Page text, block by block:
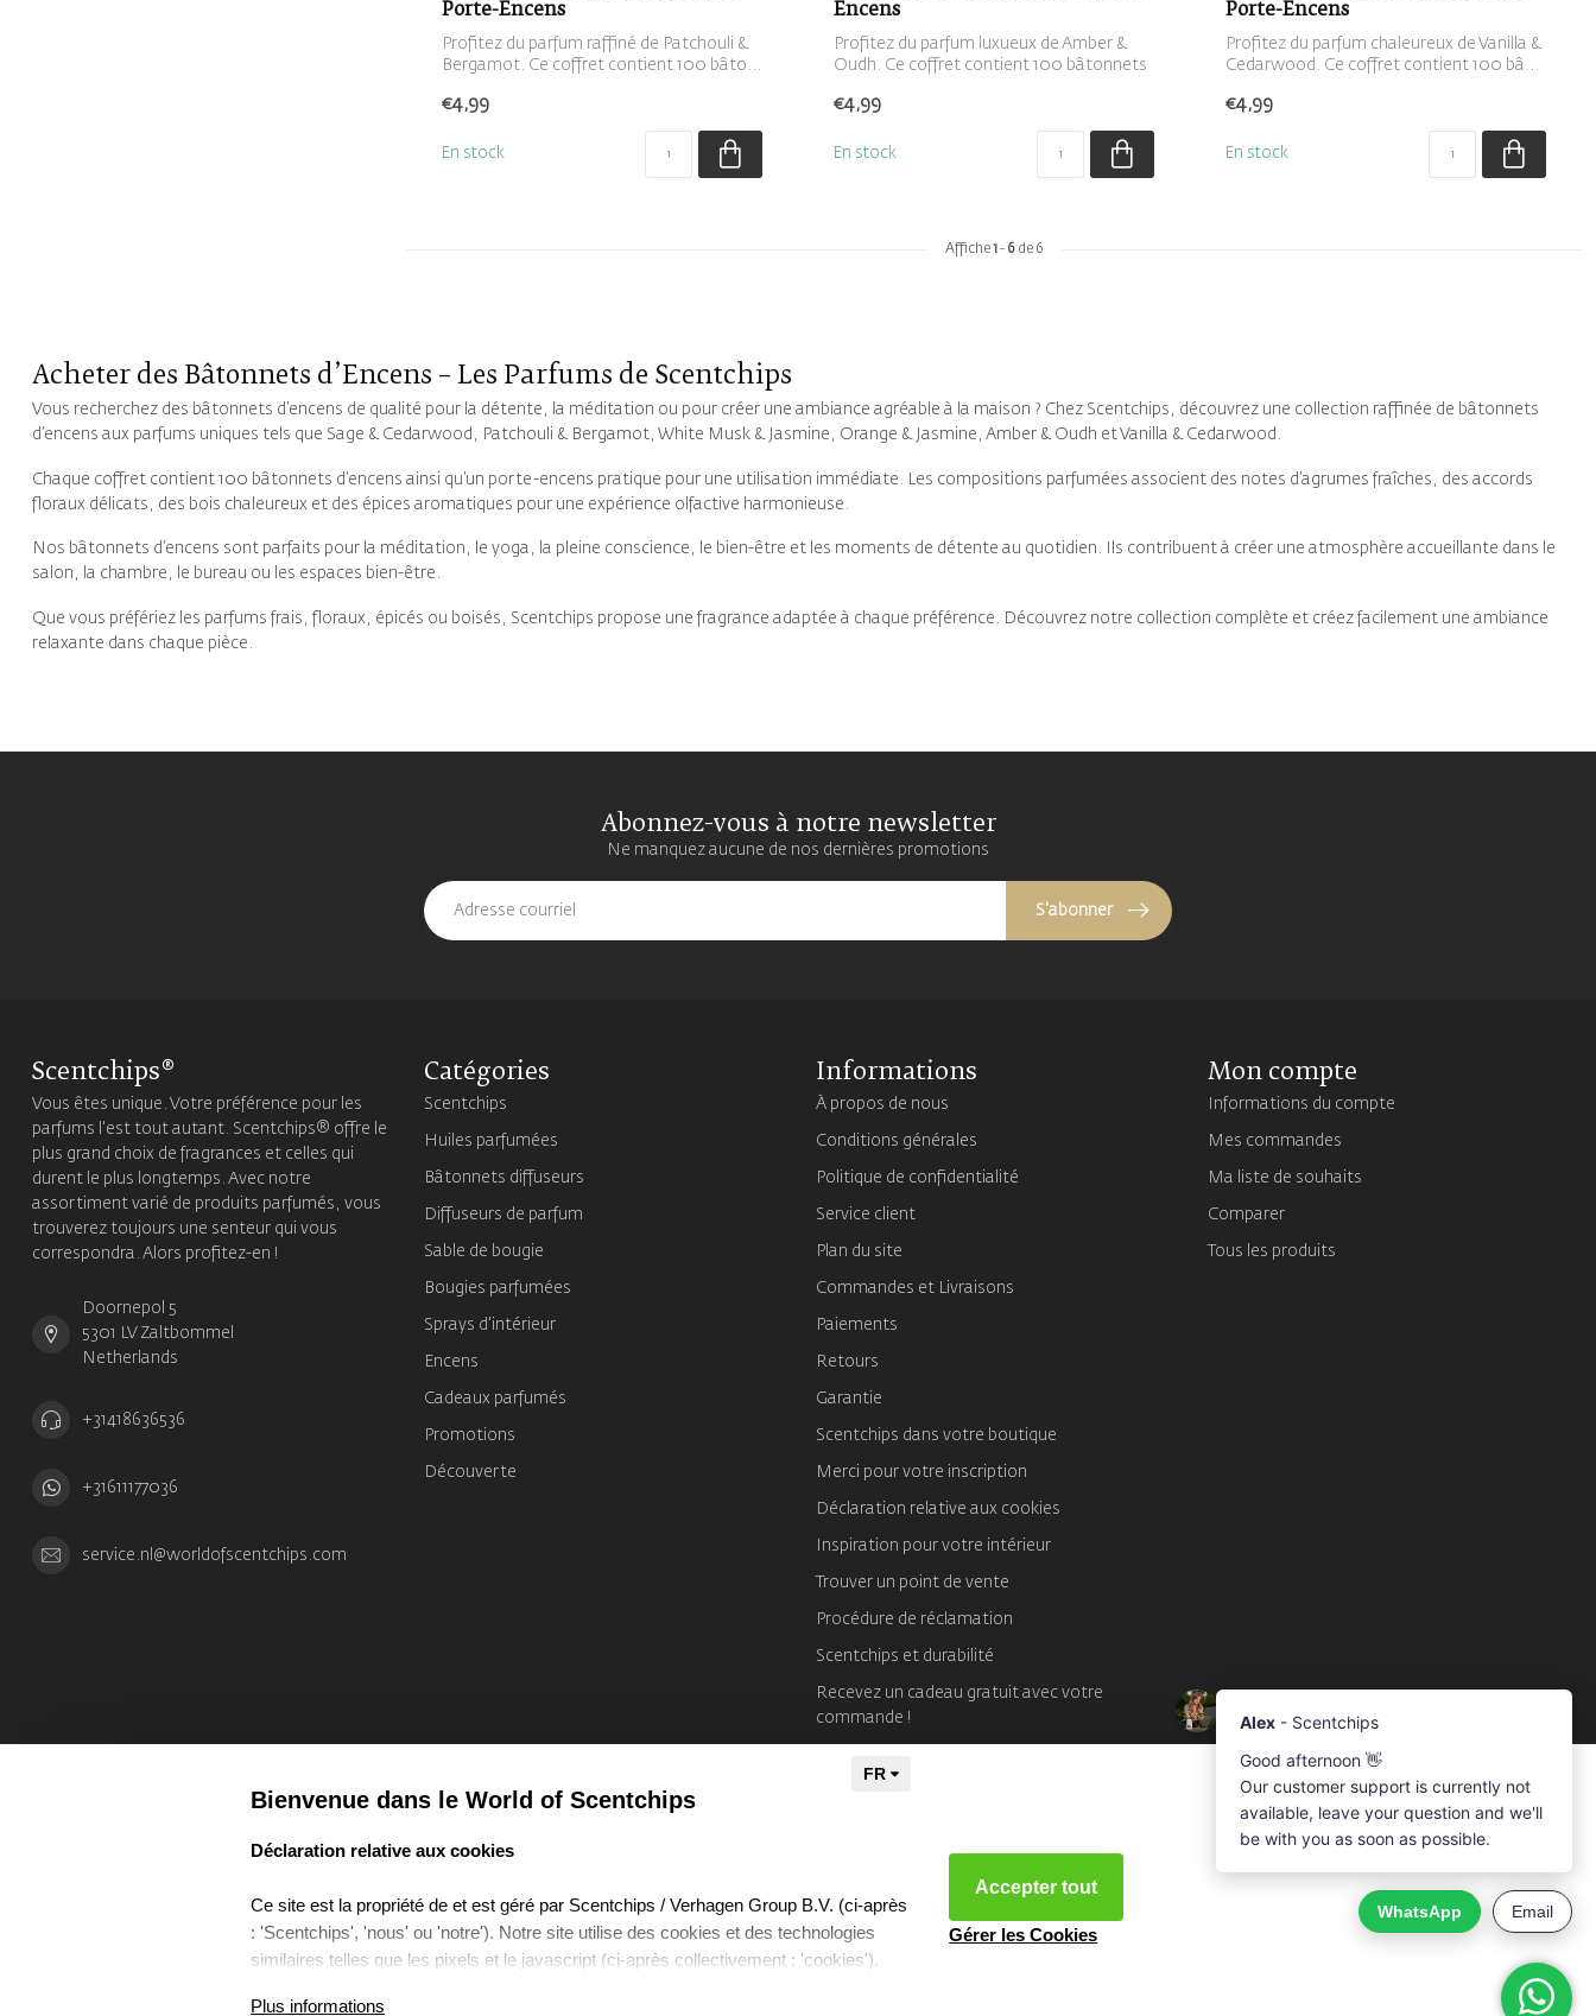
Porte-Encens
Profitez du parfum raffiné de Patchouli &
Bergamot. Ce coffret contient 100 bâto...
€4,99
En stock
Encens
Profitez du parfum luxueux de Amber &
Oudh. Ce coffret contient 100 bâtonnets
€4,99
En stock
Porte-Encens
Profitez du parfum chaleureux de Vanilla &
Cedarwood. Ce coffret contient 100 bâ...
€4,99
En stock
Affiche1- 6de 6
Acheter des Bâtonnets d’Encens – Les Parfums de Scentchips
Vous recherchez des bâtonnets d’encens de qualité pour la détente, la méditation ou pour créer une ambiance agréable à la maison ? Chez Scentchips, découvrez une collection raffinée de bâtonnets
d’encens aux parfums uniques tels que Sage & Cedarwood, Patchouli & Bergamot, White Musk & Jasmine, Orange & Jasmine, Amber & Oudh et Vanilla & Cedarwood.
Chaque coffret contient 100 bâtonnets d’encens ainsi qu’un porte-encens pratique pour une utilisation immédiate. Les compositions parfumées associent des notes d’agrumes fraîches, des accords
floraux délicats, des bois chaleureux et des épices aromatiques pour une expérience olfactive harmonieuse.
Nos bâtonnets d’encens sont parfaits pour la méditation, le yoga, la pleine conscience, le bien-être et les moments de détente au quotidien. Ils contribuent à créer une atmosphère accueillante dans le
salon, la chambre, le bureau ou les espaces bien-être.
Que vous préfériez les parfums frais, floraux, épicés ou boisés, Scentchips propose une fragrance adaptée à chaque préférence. Découvrez notre collection complète et créez facilement une ambiance
relaxante dans chaque pièce.
Abonnez-vous à notre newsletter
Ne manquez aucune de nos dernières promotions
S'abonner
Scentchips®
Vous êtes unique. Votre préférence pour les
parfums l'est tout autant. Scentchips® offre le
plus grand choix de fragrances et celles qui
durent le plus longtemps. Avec notre
assortiment varié de produits parfumés, vous
trouverez toujours une senteur qui vous
correspondra. Alors profitez-en !
Doornepol 5
5301 LV Zaltbommel
Netherlands
+31418636536
+31611177036
service.nl@worldofscentchips.com
Catégories
Scentchips
Huiles parfumées
Bâtonnets diffuseurs
Diffuseurs de parfum
Sable de bougie
Bougies parfumées
Sprays d'intérieur
Encens
Cadeaux parfumés
Promotions
Découverte
Informations
À propos de nous
Conditions générales
Politique de confidentialité
Service client
Plan du site
Commandes et Livraisons
Paiements
Retours
Garantie
Scentchips dans votre boutique
Merci pour votre inscription
Déclaration relative aux cookies
Inspiration pour votre intérieur
Trouver un point de vente
Procédure de réclamation
Scentchips et durabilité
Recevez un cadeau gratuit avec votre
commande !
Mon compte
Informations du compte
Mes commandes
Ma liste de souhaits
Comparer
Tous les produits
Bienvenue dans le World of Scentchips
select language
Déclaration relative aux cookies
Ce site est la propriété de et est géré par Scentchips / Verhagen Group B.V. (ci-après
: 'Scentchips', 'nous' ou 'notre'). Notre site utilise des cookies et des technologies
similaires telles que les pixels et le javascript (ci-après collectivement : 'cookies').
Plus informations
Accepter tout
Gérer les Cookies